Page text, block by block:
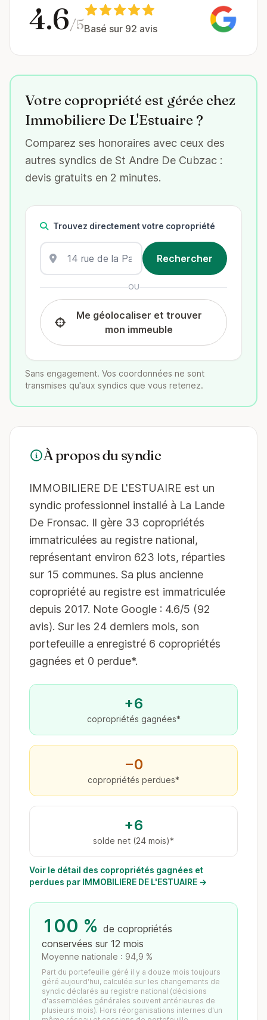
4.6/5Basé sur 92 avis
Votre copropriété est gérée chez
Immobiliere De L'Estuaire ?
Comparez ses honoraires avec ceux des
autres syndics de St Andre De Cubzac :
devis gratuits en 2 minutes.
Trouvez directement votre copropriété
OU
Me géolocaliser et trouver
mon immeuble
Sans engagement. Vos coordonnées ne sont
transmises qu'aux syndics que vous retenez.
À propos du syndic
IMMOBILIERE DE L'ESTUAIRE est un
syndic professionnel installé à La Lande
De Fronsac. Il gère 33 copropriétés
immatriculées au registre national,
représentant environ 623 lots, réparties
sur 15 communes. Sa plus ancienne
copropriété au registre est immatriculée
depuis 2017. Note Google : 4.6/5 (92
avis). Sur les 24 derniers mois, son
portefeuille a enregistré 6 copropriétés
gagnées et 0 perdue*.
+6
copropriétés gagnées*
−0
copropriétés perdues*
+6
solde net (24 mois)*
Voir le détail des copropriétés gagnées et
perdues par IMMOBILIERE DE L'ESTUAIRE →
100 % de copropriétés
conservées sur 12 mois
Moyenne nationale : 94,9 %
Part du portefeuille géré il y a douze mois toujours
géré aujourd'hui, calculée sur les changements de
syndic déclarés au registre national (décisions
d'assemblées générales souvent antérieures de
plusieurs mois). Hors réorganisations internes d'un